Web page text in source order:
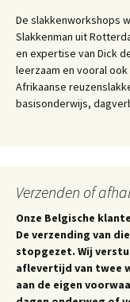
De slakkenworkshops
Slakkenman uit
en expertise van Dick
leerzaam en vooral
Afrikaanse
basisonderwijs,
Verzenden of
Onze Belgische
De verzending van
stopgezet. Wij
aflevertijd van twee
aan de eigen